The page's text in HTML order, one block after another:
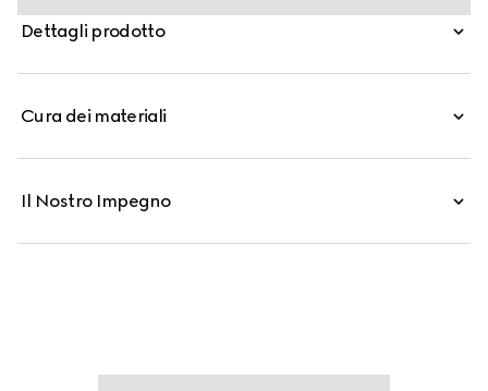
meccanismo di chiusura che si apre o si chiude in due
posizioni.
Dettagli prodotto
Cura dei materiali
Il Nostro Impegno